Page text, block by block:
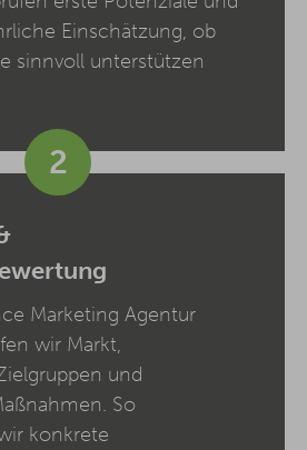
Einschätzung, ob
sinnvoll unterstützen
2
Marketing Agentur
wir Markt,
und
So
konkrete